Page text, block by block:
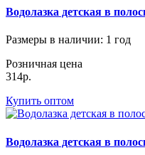
Водолазка детская в
Размеры в наличии: 1 год
Розничная цена
314р.
Купить оптом
Водолазка детская в